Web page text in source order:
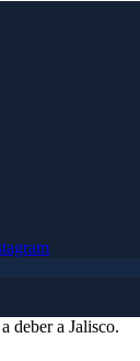
deber a Jalisco.